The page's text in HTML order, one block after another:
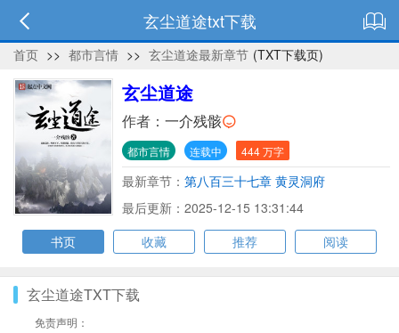
玄尘道途txt下载
首页 >> 都市言情 >> 玄尘道途最新章节 (TXT下载页)
玄尘道途
作者： 一介残骸
都市言情 连载中 444 万字
最新章节： 第八百三十七章 黄灵洞府
最后更新：2025-12-15 13:31:44
书页
收藏 推荐 阅读
玄尘道途TXT下载
免责声明：